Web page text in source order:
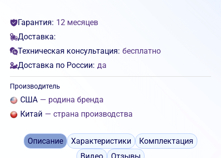
Гарантия: 12 месяцев
Доставка:
Техническая консультация: бесплатно
Доставка по России: да
Производитель
США — родина бренда
Китай — страна производства
Описание Характеристики
Комплектация